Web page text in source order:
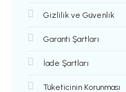
Gizlilik ve Güvenlik
Garanti Şartları
İade Şartları
Tüketicinin Korunması